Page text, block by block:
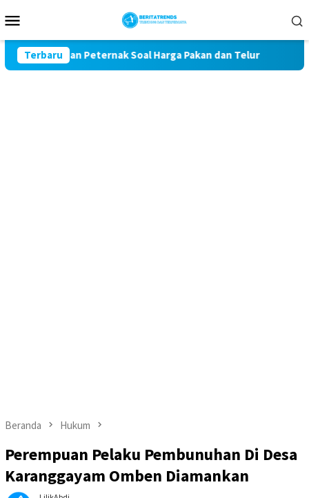
ke
Mobile
Terbaru
Keluhan Peternak Soal Harga Pakan dan Telur
Beranda Hukum
Perempuan Pelaku Pembunuhan Di Desa
Karanggayam Omben Diamankan